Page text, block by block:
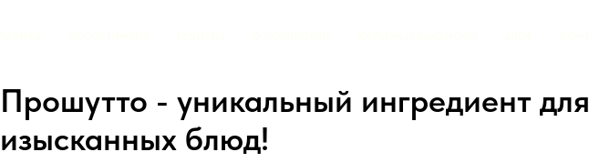
Прошутто - уникальный ингредиент для
изысканных блюд!